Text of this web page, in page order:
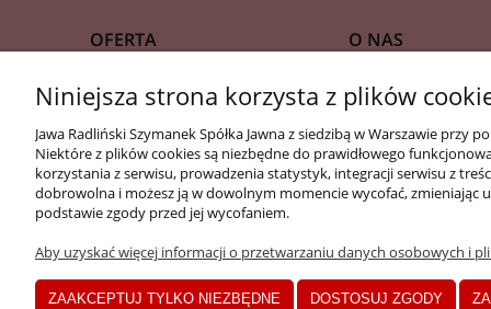
OFERTA
Gazetka
Zainspiruj się!
O NAS
Poznaj nas
Kontakt i dane
Zgłoś lokalizację
Niniejsza strona korzysta z plików
Jawa Radliński Szymanek Spółka Jawna z siedzibą w Warszawie
Niektóre z plików cookies są niezbędne do prawidłowego
korzystania z serwisu, prowadzenia statystyk, integracji serwisu z
dobrowolna i możesz ją w dowolnym momencie wycofać, zmieniając
podstawie zgody przed jej wycofaniem.
Aby uzyskać więcej informacji o przetwarzaniu danych osobowych i
ZAAKCEPTUJ TYLKO NIEZBĘDNE DOSTOSUJ ZGODY